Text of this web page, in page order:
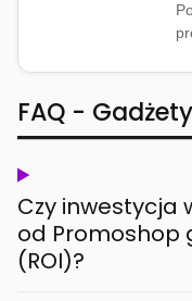
FAQ -
Czy inwestycja
od Promoshop
(ROI)?